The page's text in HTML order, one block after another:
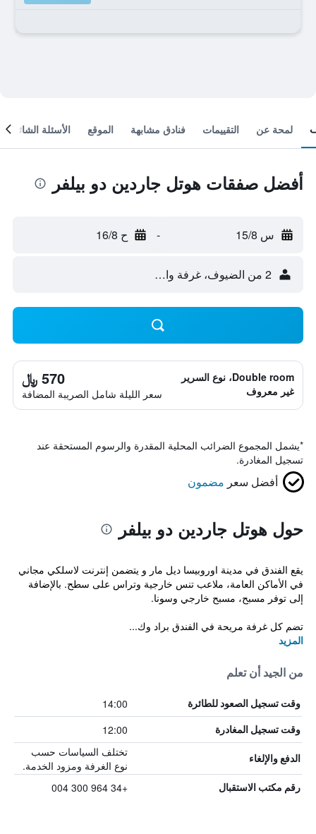
لمحة عن التقييمات فنادق مشابهة الموقع الأسئلة الشائعة
أفضل صفقات هوتل جاردين دو بيلفر
س 15/8 - ح 16/8
2 من الضيوف، غرفة واحدة
Double room، نوع السرير
غير معروف
570 ﷼
سعر الليلة شامل الصريبة المضافة
*يشمل المجموع الضرائب المحلية المقدرة والرسوم المستحقة عند
تسجيل المغادرة.
أفضل سعر مضمون
حول هوتل جاردين دو بيلفر
يقع الفندق في مدينة اوروبيسا ديل مار و يتضمن إنترنت لاسلكي مجاني
في الأماكن العامة، ملاعب تنس خارجية وتراس على سطح. بالإضافة
إلى توفر مسبح، مسبح خارجي وسونا.
تضم كل غرفة مريحة في الفندق براد وك...
المزيد
من الجيد أن تعلم
وقت تسجيل الصعود للطائرة 14:00
وقت تسجيل المغادرة 12:00
الدفع والإلغاء
تختلف السياسات حسب
نوع الغرفة ومزود الخدمة.
رقم مكتب الاستقبال +34 964 300 004